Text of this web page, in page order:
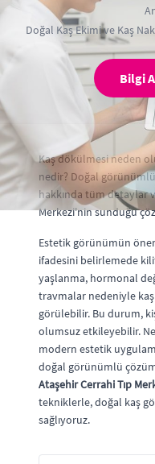
Doğal Kaş Ekimi ve Kaş
Bilgi
Kaş dökülmesi neden
nedir? Doğal
hakkında tüm detaylar
Merkezi'nin sunduğu
Estetik görünümün
ifadesini belirlemede
yaşlanma, hormonal
travmalar nedeniyle
görülebilir. Bu durum,
olumsuz etkileyebilir.
modern estetik
doğal görünümlü
Ataşehir Cerrahi Tıp
tekniklerle, doğal kaş
sağlıyoruz.